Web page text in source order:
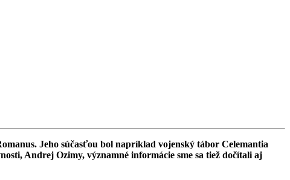
Jeho súčasťou bol napríklad vojenský tábor Celemantia
Andrej Ozimy, významné informácie sme sa tiež dočítali aj